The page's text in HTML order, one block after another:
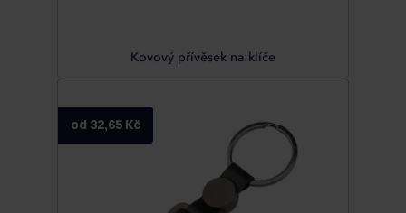
Kovový přívěsek na klíče
od 32,65 Kč